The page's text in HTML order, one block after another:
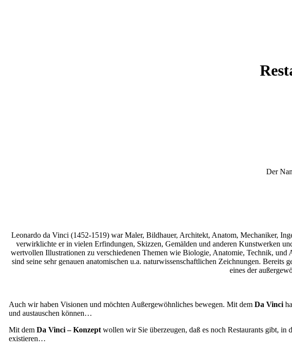
Der
Leonardo da Vinci (1452-1519) war Maler, Bildhauer, Architekt, Anatom, Mechaniker,
verwirklichte er in vielen Erfindungen, Skizzen, Gemälden und anderen Kunstwerken
wertvollen Illustrationen zu verschiedenen Themen wie Biologie, Anatomie, Technik,
sind seine sehr genauen anatomischen u.a. naturwissenschaftlichen Zeichnungen.
eines der
Auch wir haben Visionen und möchten Außergewöhnliches bewegen. Mit dem Da Vinci
und austauschen können…
Mit dem Da Vinci – Konzept wollen wir Sie überzeugen, daß es noch Restaurants gibt,
existieren…